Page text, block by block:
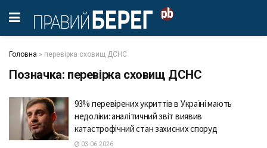
Головна » перевірка сховищ ДСНС
Позначка: перевірка сховищ ДСНС
93% перевірених укриттів в Україні мають
недоліки: аналітичний звіт виявив
катастрофічний стан захисних споруд
03.06.2026